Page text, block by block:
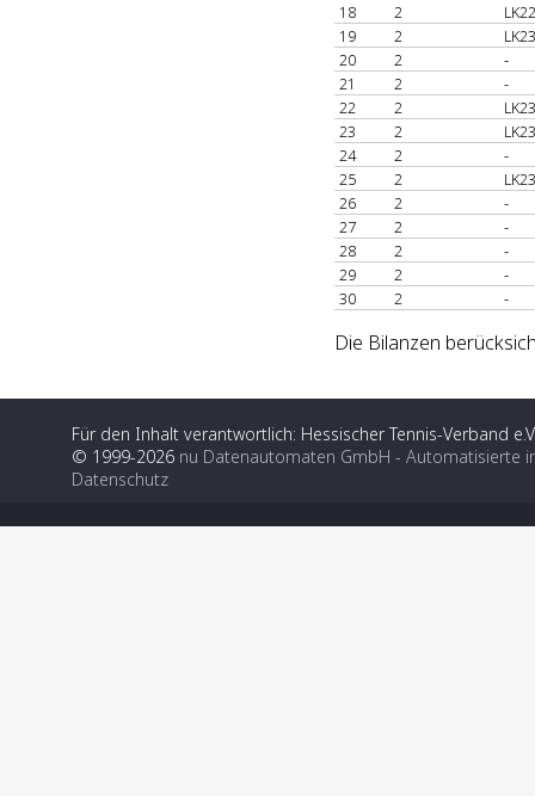
18
2
19
2
20
2
-
21
2
-
22
2
23
2
24
2
-
25
2
26
2
-
27
2
-
28
2
-
29
2
-
30
2 -
Die Bilanzen
Für den Inhalt verantwortlich: Hessischer Tennis-Verband
© 1999-2026 nu Datenautomaten GmbH - Automatisierte
Datenschutz